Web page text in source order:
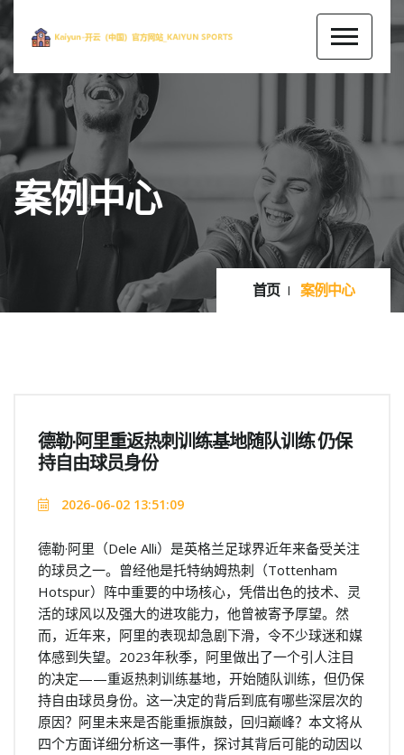
案例中心
首页 案例中心
德勒·阿里重返热刺训练基地随队训练 仍保
持自由球员身份
2026-06-02 13:51:09
德勒·阿里（Dele Alli）是英格兰足球界近年来备受关注
的球员之一。曾经他是托特纳姆热刺（Tottenham
Hotspur）阵中重要的中场核心，凭借出色的技术、灵
活的球风以及强大的进攻能力，他曾被寄予厚望。然
而，近年来，阿里的表现却急剧下滑，令不少球迷和媒
体感到失望。2023年秋季，阿里做出了一个引人注目
的决定——重返热刺训练基地，开始随队训练，但仍保
持自由球员身份。这一决定的背后到底有哪些深层次的
原因？阿里未来是否能重振旗鼓，回归巅峰？本文将从
四个方面详细分析这一事件，探讨其背后可能的动因以